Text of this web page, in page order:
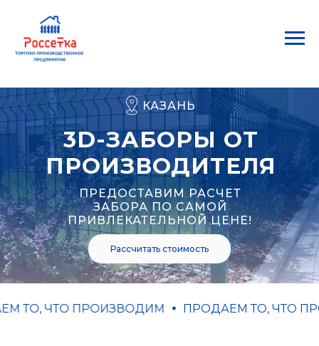
ПРЕДОСТАВИМ РАСЧЕТ
ЗАБОРА ПО САМОЙ
ПРИВЛЕКАТЕЛЬНОЙ ЦЕНЕ!
3D-ЗАБОРЫ ОТ
ПРОИЗВОДИТЕЛЯ
Рассчитать стоимость
КАЗАНЬ
ТО, ЧТО ПРОИЗВОДИМ ПРОДАЕМ ТО, ЧТО